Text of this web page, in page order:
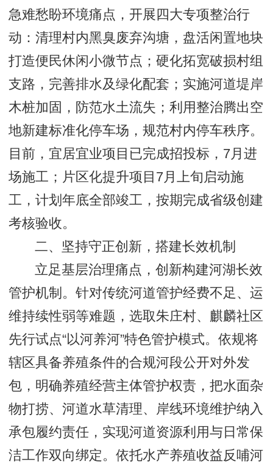
急难愁盼环境痛点，开展四大专项整治行
动：清理村内黑臭废弃沟塘，盘活闲置地块
打造便民休闲小微节点；硬化拓宽破损村组
支路，完善排水及绿化配套；实施河道堤岸
木桩加固，防范水土流失；利用整治腾出空
地新建标准化停车场，规范村内停车秩序。
目前，宜居宜业项目已完成招投标，7月进
场施工；片区化提升项目7月上旬启动施
工，计划年底全部竣工，按期完成省级创建
考核验收。
二、坚持守正创新，搭建长效机制
立足基层治理痛点，创新构建河湖长效
管护机制。针对传统河道管护经费不足、运
维持续性弱等难题，选取朱庄村、麒麟社区
先行试点“以河养河”特色管护模式。依规将
辖区具备养殖条件的合规河段公开对外发
包，明确养殖经营主体管护权责，把水面杂
物打捞、河道水草清理、岸线环境维护纳入
承包履约责任，实现河道资源利用与日常保
洁工作双向绑定。依托水产养殖收益反哺河